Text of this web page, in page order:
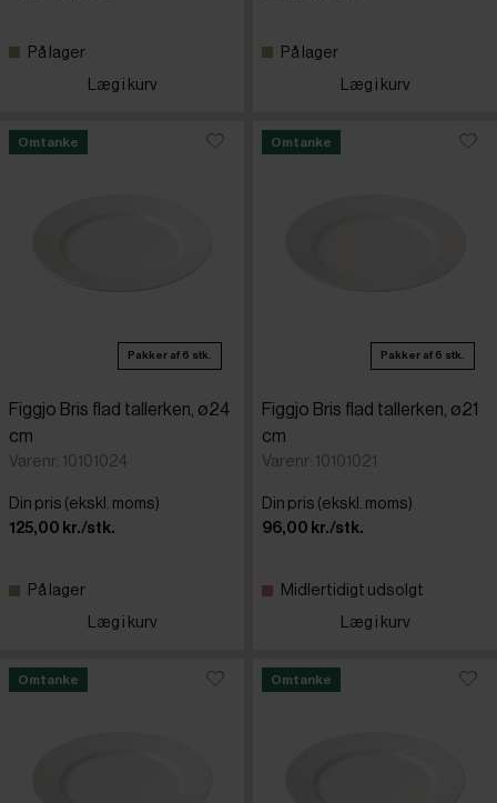
På lager
Læg i kurv
På lager
Læg i kurv
Omtanke
Pakker af 6 stk.
Figgjo Bris flad tallerken, ø24
cm
Varenr: 10101024
Din pris (ekskl. moms)
125,00 kr./stk.
På lager
Læg i kurv
Omtanke
Pakker af 6 stk.
Figgjo Bris flad tallerken, ø21
cm
Varenr: 10101021
Din pris (ekskl. moms)
96,00 kr./stk.
Midlertidigt udsolgt
Læg i kurv
Omtanke Omtanke